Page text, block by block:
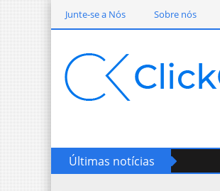
Junte-se a Nós Sobre nós
Últimas notícias